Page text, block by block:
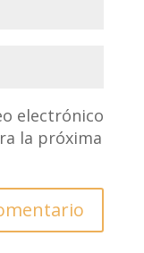
electrónico
la próxima